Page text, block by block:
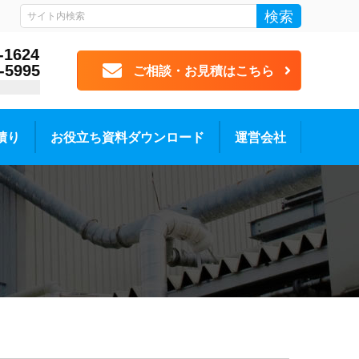
検索
5995 ご相談・お見積はこちら
り お役立ち資料ダウンロード 運営会社